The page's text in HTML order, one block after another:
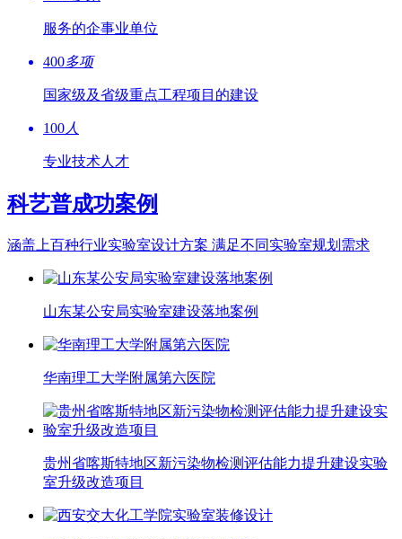
服务的企事业单位
400多项
国家级及省级重点工程项目的建设
100 人
专业技术人才
科艺普成功案例
涵盖上百种行业实验室设计方案 满足不同实验室规划需求
山东某公安局实验室建设落地案例
华南理工大学附属第六医院
贵州省喀斯特地区新污染物检测评估能力提升建设实验
室升级改造项目